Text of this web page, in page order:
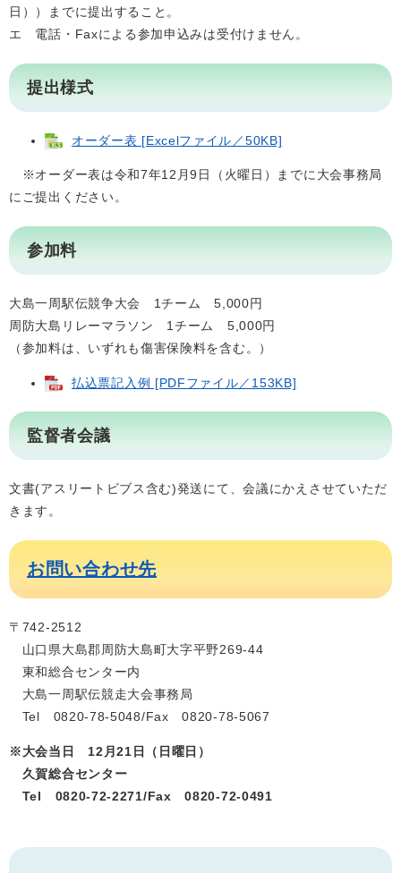
日））までに提出すること。
エ 電話・Faxによる参加申込みは受付けません。
提出様式
オーダー表 [Excelファイル／50KB]
※オーダー表は令和7年12月9日（火曜日）までに大会事務局
にご提出ください。
参加料
大島一周駅伝競争大会 1チーム 5,000円
周防大島リレーマラソン 1チーム 5,000円
（参加料は、いずれも傷害保険料を含む。）
払込票記入例 [PDFファイル／153KB]
監督者会議
文書(アスリートビブス含む)発送にて、会議にかえさせていただ
きます。
お問い合わせ先
〒742-2512
山口県大島郡周防大島町大字平野269-44
東和総合センター内
大島一周駅伝競走大会事務局
Tel 0820-78-5048/Fax 0820-78-5067
※大会当日 12月21日（日曜日）
久賀総合センター
Tel 0820-72-2271/Fax 0820-72‐0491